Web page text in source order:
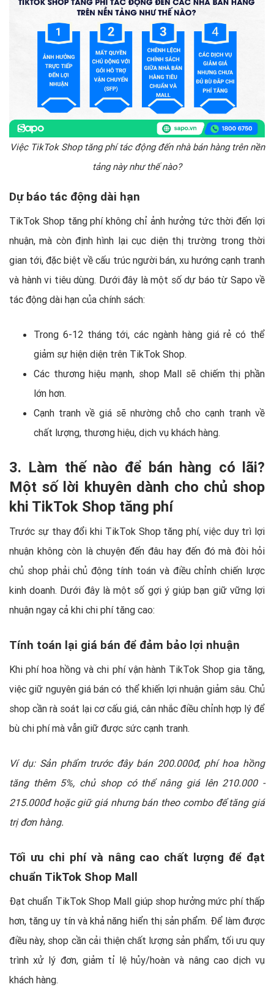
Việc TikTok Shop tăng phí tác động đến nhà bán hàng trên nền
tảng này như thế nào?
Dự báo tác động dài hạn
TikTok Shop tăng phí không chỉ ảnh hưởng tức thời đến lợi
nhuận, mà còn định hình lại cục diện thị trường trong thời
gian tới, đặc biệt về cấu trúc người bán, xu hướng cạnh tranh
và hành vi tiêu dùng. Dưới đây là một số dự báo từ Sapo về
tác động dài hạn của chính sách:
Trong 6-12 tháng tới, các ngành hàng giá rẻ có thể
giảm sự hiện diện trên TikTok Shop.
Các thương hiệu mạnh, shop Mall sẽ chiếm thị phần
lớn hơn.
Cạnh tranh về giá sẽ nhường chỗ cho cạnh tranh về
chất lượng, thương hiệu, dịch vụ khách hàng.
3. Làm thế nào để bán hàng có lãi?
Một số lời khuyên dành cho chủ shop
khi TikTok Shop tăng phí
Trước sự thay đổi khi TikTok Shop tăng phí, việc duy trì lợi
nhuận không còn là chuyện đến đâu hay đến đó mà đòi hỏi
chủ shop phải chủ động tính toán và điều chỉnh chiến lược
kinh doanh. Dưới đây là một số gợi ý giúp bạn giữ vững lợi
nhuận ngay cả khi chi phí tăng cao:
Tính toán lại giá bán để đảm bảo lợi nhuận
Khi phí hoa hồng và chi phí vận hành TikTok Shop gia tăng,
việc giữ nguyên giá bán có thể khiến lợi nhuận giảm sâu. Chủ
shop cần rà soát lại cơ cấu giá, cân nhắc điều chỉnh hợp lý để
bù chi phí mà vẫn giữ được sức cạnh tranh.
Ví dụ: Sản phẩm trước đây bán 200.000đ, phí hoa hồng
tăng thêm 5%, chủ shop có thể nâng giá lên 210.000 -
215.000đ hoặc giữ giá nhưng bán theo combo để tăng giá
trị đơn hàng.
Tối ưu chi phí và nâng cao chất lượng để đạt
chuẩn TikTok Shop Mall
Đạt chuẩn TikTok Shop Mall giúp shop hưởng mức phí thấp
hơn, tăng uy tín và khả năng hiển thị sản phẩm. Để làm được
điều này, shop cần cải thiện chất lượng sản phẩm, tối ưu quy
trình xử lý đơn, giảm tỉ lệ hủy/hoàn và nâng cao dịch vụ
khách hàng.